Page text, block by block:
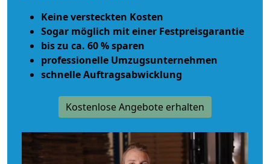
Keine versteckten Kosten
Sogar möglich mit einer Festpreisgarantie
bis zu ca. 60 % sparen
professionelle Umzugsunternehmen
schnelle Auftragsabwicklung
Kostenlose Angebote erhalten